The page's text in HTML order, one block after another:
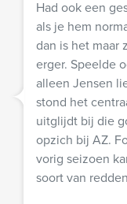
Had ook een
als je hem
dan is het maar
erger. Speelde
alleen Jensen
stond het
uitglijdt bij die
opzich bij AZ.
vorig seizoen
soort van